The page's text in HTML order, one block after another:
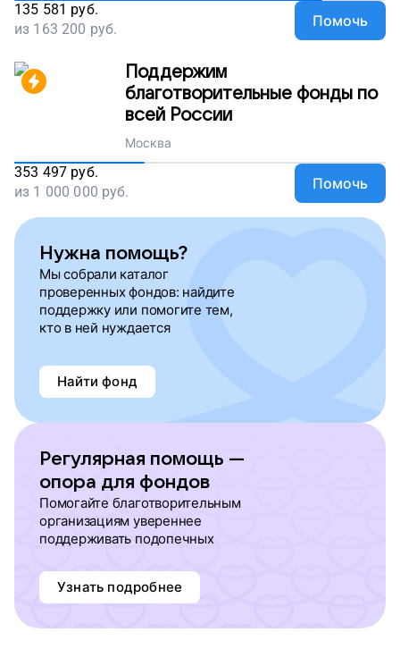
135 581 руб.
из 163 200 руб. Помочь
Поддержим
благотворительные фонды по
всей России
Москва
353 497 руб.
из 1 000 000 руб. Помочь
Нужна помощь?
Мы собрали каталог
проверенных фондов: найдите
поддержку или помогите тем,
кто в ней нуждается
Найти фонд
Регулярная помощь —
опора для фондов
Помогайте благотворительным
организациям увереннее
поддерживать подопечных
Узнать подробнее